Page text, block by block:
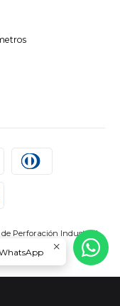
de Perforación Industrial
Jumpseller